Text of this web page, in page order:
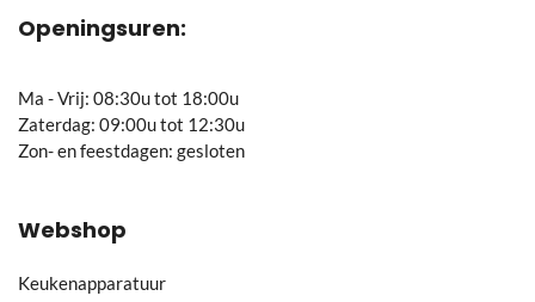
Openingsuren:
Ma - Vrij: 08:30u tot 18:00u
Zaterdag: 09:00u tot 12:30u
Zon- en feestdagen: gesloten
Webshop
Keukenapparatuur